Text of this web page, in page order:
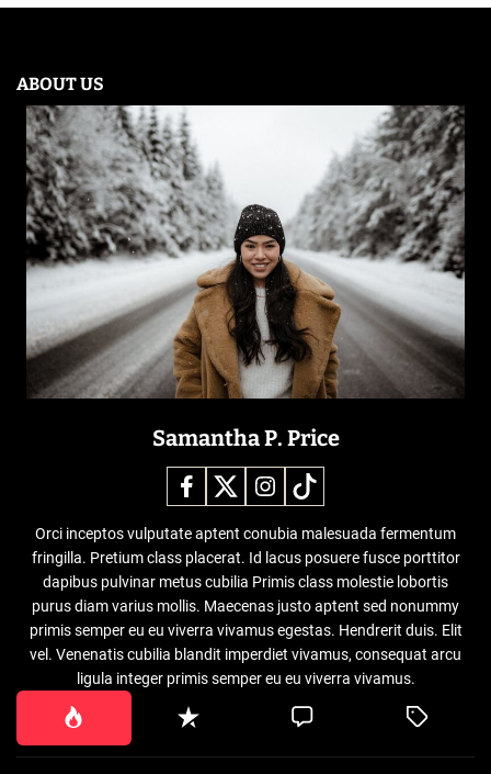
ABOUT US
Samantha P. Price
Orci inceptos vulputate aptent conubia malesuada fermentum
fringilla. Pretium class placerat. Id lacus posuere fusce porttitor
dapibus pulvinar metus cubilia Primis class molestie lobortis
purus diam varius mollis. Maecenas justo aptent sed nonummy
primis semper eu eu viverra vivamus egestas. Hendrerit duis. Elit
vel. Venenatis cubilia blandit imperdiet vivamus, consequat arcu
ligula integer primis semper eu eu viverra vivamus.